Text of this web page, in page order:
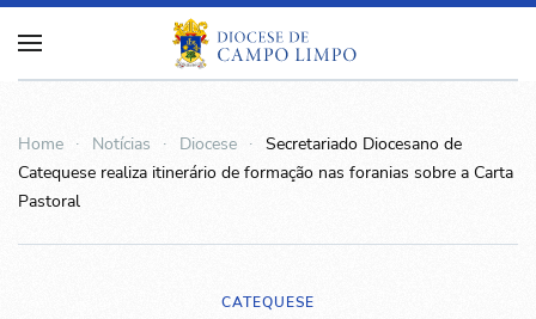
Home Notícias Diocese
Secretariado Diocesano de
Catequese realiza itinerário de formação nas foranias sobre a Carta
Pastoral
CATEQUESE